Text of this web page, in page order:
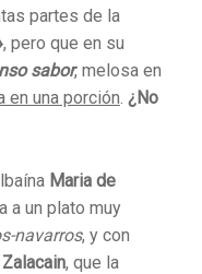
partes de la
, pero que en su
sabor, melosa en
en una porción ¿No
Maria de
a un plato muy
navarros, y con
Zalacain, que la